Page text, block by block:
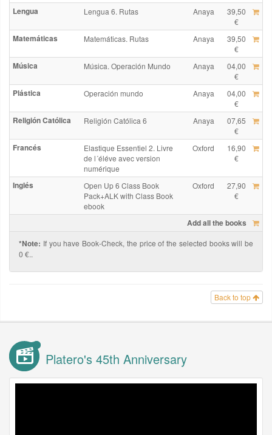
Lengua Lengua 6. Rutas Anaya
39,50
€
Matemáticas Matemáticas. Rutas Anaya
39,50
€
Música Música. Operación Mundo Anaya
04,00
€
Plástica Operación mundo Anaya
04,00
€
Religión Católica Religión Católica 6 Anaya
07,65
€
Francés
Elastique Essentiel 2. Livre
de l´éléve avec version
numérique
Oxford
16,90
€
Inglés
Open Up 6 Class Book
Pack+ALK with Class Book
ebook
Oxford
27,90
€
Add all the books
*Note: If you have Book-Check, the price of the selected books will be
0 €..
Back to top
Platero's 45th Anniversary